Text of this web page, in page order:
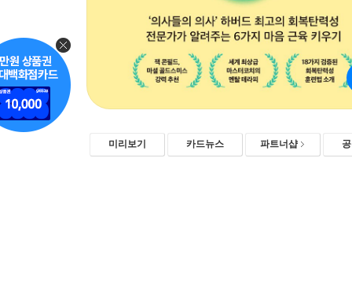
미리보기 카드뉴스 파트너샵